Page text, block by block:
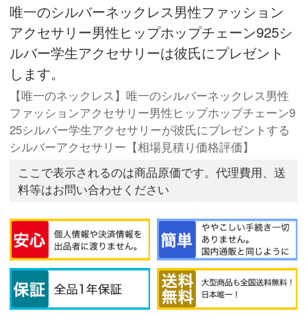
唯一のシルバーネックレス男性ファッション
アクセサリー男性ヒップホップチェーン925シ
ルバー学生アクセサリーは彼氏にプレゼント
します。
【唯一のネックレス】唯一のシルバーネックレス男性
ファッションアクセサリー男性ヒップホップチェーン9
25シルバー学生アクセサリーが彼氏にプレゼントする
シルバーアクセサリー【相場見積り価格評価】
ここで表示されるのは商品原価です。代理費用、送
料等はお問い合わせください